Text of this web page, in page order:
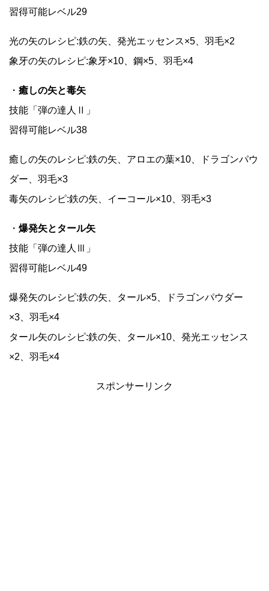
習得可能レベル29
光の矢のレシピ:鉄の矢、発光エッセンス×5、羽毛×2
象牙の矢のレシピ:象牙×10、鋼×5、羽毛×4
・ 癒しの矢と毒矢
技能「弾の達人Ⅱ」
習得可能レベル38
癒しの矢のレシピ:鉄の矢、アロエの葉×10、ドラゴンパウ
ダー、羽毛×3
毒矢のレシピ:鉄の矢、イーコール×10、羽毛×3
・ 爆発矢とタール矢
技能「弾の達人Ⅲ」
習得可能レベル49
爆発矢のレシピ:鉄の矢、タール×5、ドラゴンパウダー
×3、羽毛×4
タール矢のレシピ:鉄の矢、タール×10、発光エッセンス
×2、羽毛×4
スポンサーリンク